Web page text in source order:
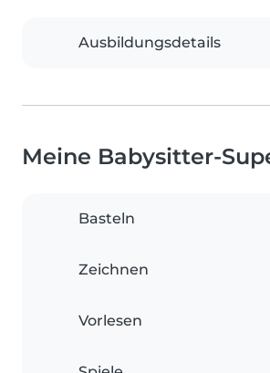
Ausbildungsdetails
Meine Babysitter-
Basteln
Zeichnen
Vorlesen